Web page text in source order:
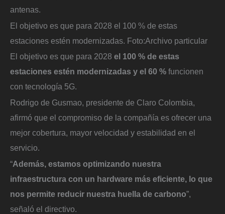
antenas.
El objetivo es que para 2028 el 100 % de estas
estaciones estén modernizadas. Foto:Archivo particular
El objetivo es que para 2028 el 100 % de estas
estaciones estén modernizadas y el 60 % funcionen
con tecnología 5G.
Rodrigo de Gusmao, presidente de Claro Colombia,
afirmó que el compromiso de la compañía es ofrecer una
mejor cobertura, mayor velocidad y estabilidad en el
servicio.
“Además, estamos optimizando nuestra
infraestructura con un hardware más eficiente, lo que
nos permite reducir nuestra huella de carbono”,
señaló el directivo.